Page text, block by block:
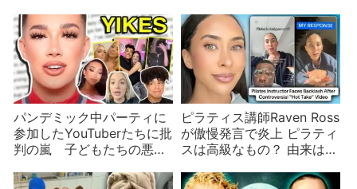
パンデミック中パーティに
参加したYouTuberたちに批
判の嵐 子どもたちの悪い
ピラティス講師Raven Ross
が傲慢発言で炎上 ピラティ
スは高級なもの？ 由来は全